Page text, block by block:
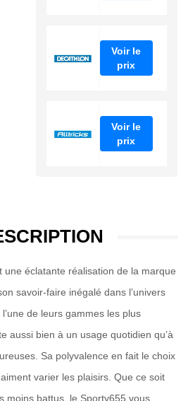
Voir le
prix
Voir le
prix
une éclatante réalisation de la marque
savoir-faire inégalé dans l’univers
l’une de leurs gammes les plus
aussi bien à un usage quotidien qu’à
Sa polyvalence en fait le choix
varier les plaisirs. Que ce soit
moins battus, le Sporty655 vous